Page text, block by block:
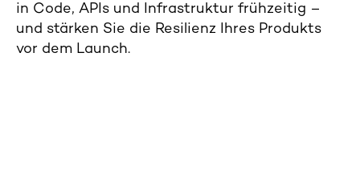
in Code, APIs und Infrastruktur frühzeitig –
und stärken Sie die Resilienz Ihres Produkts
vor dem Launch.